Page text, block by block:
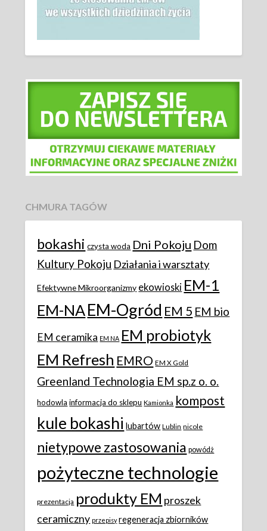
CHMURA TAGÓW
bokashi czysta woda Dni Pokoju Dom
Kultury Pokoju Działania i warsztaty
Efektywne Mikroorganizmy ekowioski EM-1
EM-NAEM-Ogród EM 5 EM bio
EM ceramika EM NA EM probiotyk
EM Refresh EMRO EM X Gold
Greenland Technologia EM sp.z o. o.
hodowla informacja do sklepu Kamionka kompost
kule bokashi lubartów Lublin nicole
nietypowe zastosowania powódż
pożyteczne technologie
prezentacja produkty EM proszek
ceramiczny przepisy regeneracja zbiorników